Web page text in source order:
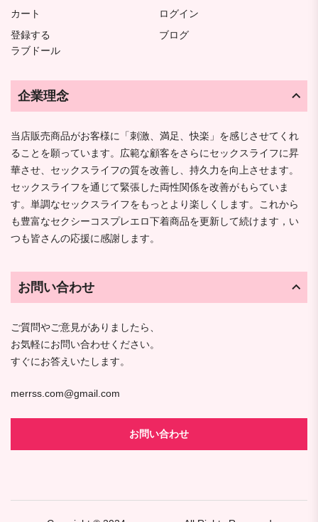
カート
ログイン
登録する
ブログ
ラブドール
企業理念
当店販売商品がお客様に「刺激、満足、快楽」を感じさせてくれ
ることを願っています。広範な顧客をさらにセックスライフに昇
華させ、セックスライフの質を改善し、持久力を向上させます。
セックスライフを通じて緊張した両性関係を改善がもらていま
す。単調なセックスライフをもっとより楽しくします。これから
も豊富なセクシーコスプレエロ下着商品を更新して続けます，い
つも皆さんの応援に感謝します。
お問い合わせ
ご質問やご意見がありましたら、
お気軽にお問い合わせください。
すぐにお答えいたします。
merrss.com@gmail.com
お問い合わせ